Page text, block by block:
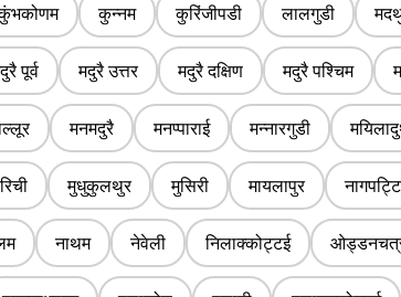
कुन्नम कुरिंजीपडी लालगुडी
पूर्व मदुरै उत्तर मदुरै दक्षिण मदुरै पश्चिम
मनमदुरै मनप्पाराई मन्नारगुडी
मुधुकुलथुर मुसिरी मायलापुर
नाथम नेवेली निलाक्कोट्टई